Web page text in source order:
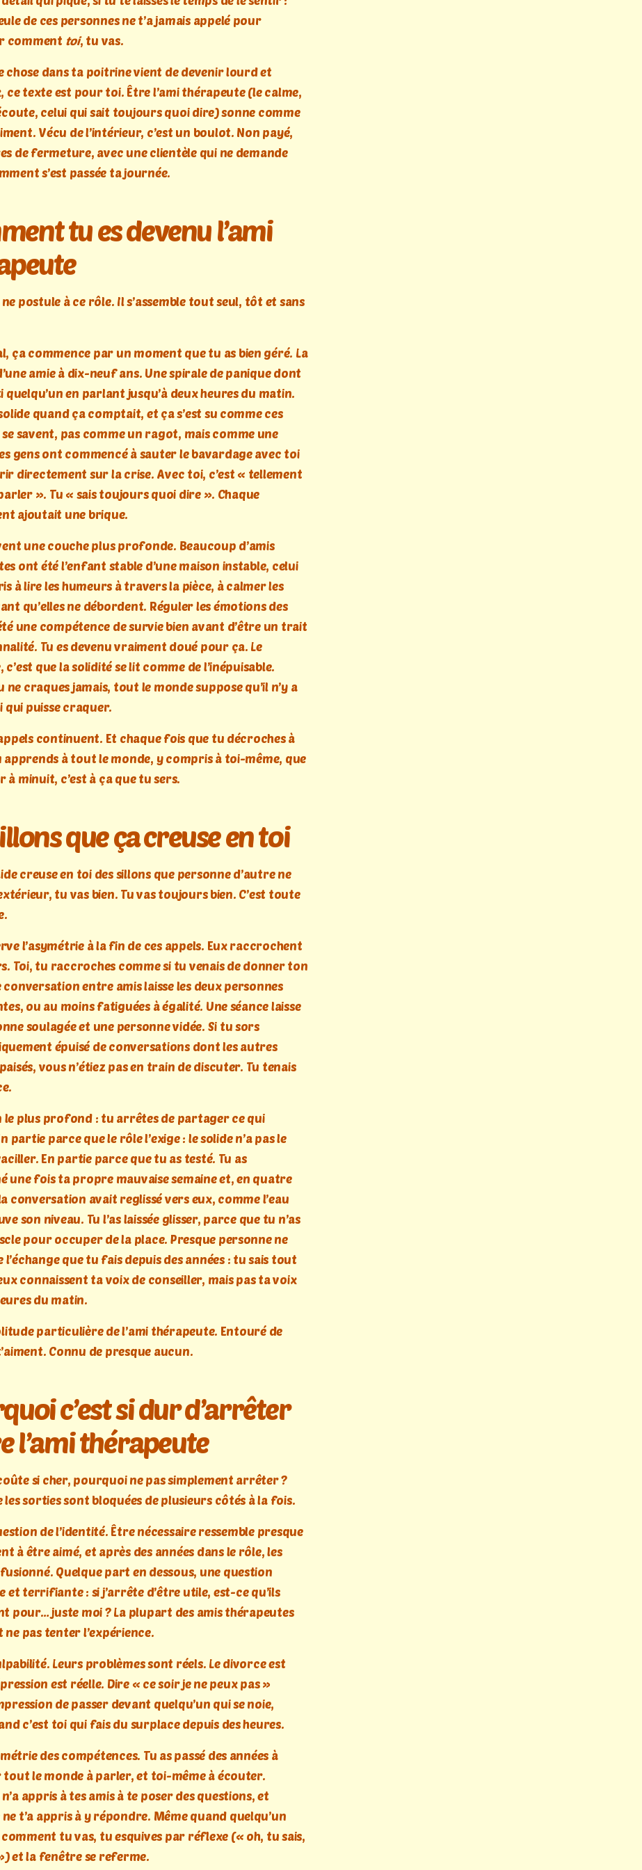
de ces personnes ne t’a jamais appelé pour
comment toi, tu vas.
chose dans ta poitrine vient de devenir lourd et
ce texte est pour toi. Être l’ami thérapeute (le calme,
celui qui sait toujours quoi dire) sonne comme
Vécu de l’intérieur, c’est un boulot. Non payé,
de fermeture, avec une clientèle qui ne demande
s’est passée ta journée.
tu es devenu l’ami
postule à ce rôle. Il s’assemble tout seul, tôt et sans
ça commence par un moment que tu as bien géré. La
amie à dix-neuf ans. Une spirale de panique dont
quelqu’un en parlant jusqu’à deux heures du matin.
quand ça comptait, et ça s’est su comme ces
se savent, pas comme un ragot, mais comme une
gens ont commencé à sauter le bavardage avec toi
directement sur la crise. Avec toi, c’est « tellement
». Tu « sais toujours quoi dire ». Chaque
ajoutait une brique.
une couche plus profonde. Beaucoup d’amis
ont été l’enfant stable d’une maison instable, celui
à lire les humeurs à travers la pièce, à calmer les
qu’elles ne débordent. Réguler les émotions des
une compétence de survie bien avant d’être un trait
Tu es devenu vraiment doué pour ça. Le
c’est que la solidité se lit comme de l’inépuisable.
ne craques jamais, tout le monde suppose qu’il n’y a
qui puisse craquer.
continuent. Et chaque fois que tu décroches à
à tout le monde, y compris à toi-même, que
à minuit, c’est à ça que tu sers.
que ça creuse en toi
creuse en toi des sillons que personne d’autre ne
tu vas bien. Tu vas toujours bien. C’est toute
l’asymétrie à la fin de ces appels. Eux raccrochent
Toi, tu raccroches comme si tu venais de donner ton
conversation entre amis laisse les deux personnes
ou au moins fatiguées à égalité. Une séance laisse
soulagée et une personne vidée. Si tu sors
épuisé de conversations dont les autres
vous n’étiez pas en train de discuter. Tu tenais
le plus profond : tu arrêtes de partager ce qui
partie parce que le rôle l’exige : le solide n’a pas le
En partie parce que tu as testé. Tu as
une fois ta propre mauvaise semaine et, en quatre
conversation avait reglissé vers eux, comme l’eau
son niveau. Tu l’as laissée glisser, parce que tu n’as
pour occuper de la place. Presque personne ne
que tu fais depuis des années : tu sais tout
connaissent ta voix de conseiller, mais pas ta voix
du matin.
particulière de l’ami thérapeute. Entouré de
Connu de presque aucun.
c’est si dur d’arrêter
l’ami thérapeute
si cher, pourquoi ne pas simplement arrêter ?
les sorties sont bloquées de plusieurs côtés à la fois.
de l’identité. Être nécessaire ressemble presque
à être aimé, et après des années dans le rôle, les
Quelque part en dessous, une question
et terrifiante : si j’arrête d’être utile, est-ce qu’ils
pour… juste moi ? La plupart des amis thérapeutes
pas tenter l’expérience.
Leurs problèmes sont réels. Le divorce est
est réelle. Dire « ce soir je ne peux pas »
de passer devant quelqu’un qui se noie,
c’est toi qui fais du surplace depuis des heures.
des compétences. Tu as passé des années à
le monde à parler, et toi-même à écouter.
appris à tes amis à te poser des questions, et
t’a appris à y répondre. Même quand quelqu’un
tu vas, tu esquives par réflexe (« oh, tu sais,
et la fenêtre se referme.